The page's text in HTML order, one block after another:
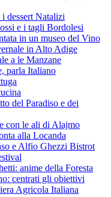
dessert Natalizi
e i tagli Bordolesi
in un museo del Vino
in Alto Adige
a le Manzane
parla Italiano
del Paradiso e dei
con le ali di Alajmo
alla Locanda
e Alfio Ghezzi Bistrot
anime della Foresta
centrati gli obiettivi
Agricola Italiana